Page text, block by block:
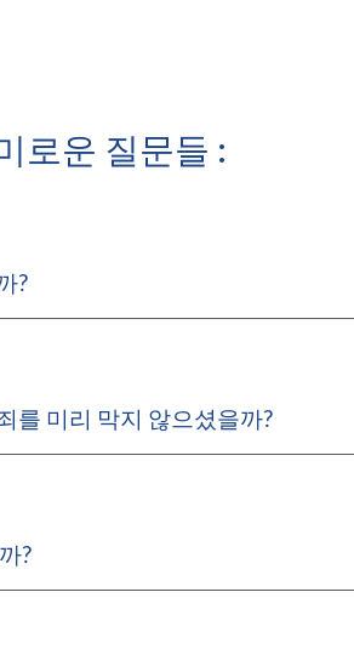
로운 질문들 :
?
를 미리 막지 않으셨을까?
?